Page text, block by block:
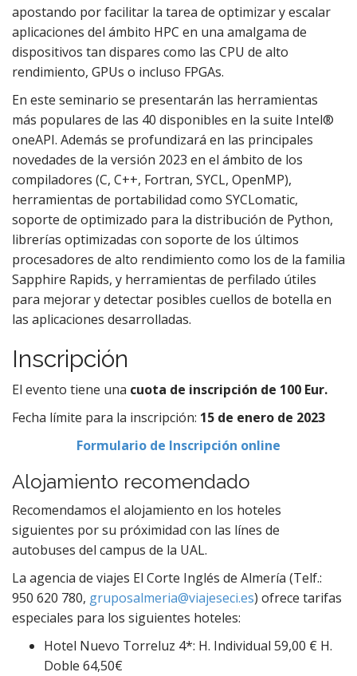
apostando por facilitar la tarea de optimizar y escalar
aplicaciones del ámbito HPC en una amalgama de
dispositivos tan dispares como las CPU de alto
rendimiento, GPUs o incluso FPGAs.
En este seminario se presentarán las herramientas
más populares de las 40 disponibles en la suite Intel®
oneAPI. Además se profundizará en las principales
novedades de la versión 2023 en el ámbito de los
compiladores (C, C++, Fortran, SYCL, OpenMP),
herramientas de portabilidad como SYCLomatic,
soporte de optimizado para la distribución de Python,
librerías optimizadas con soporte de los últimos
procesadores de alto rendimiento como los de la familia
Sapphire Rapids, y herramientas de perfilado útiles
para mejorar y detectar posibles cuellos de botella en
las aplicaciones desarrolladas.
Inscripción
El evento tiene una cuota de inscripción de 100 Eur.
Fecha límite para la inscripción: 15 de enero de 2023
Formulario de Inscripción online
Alojamiento recomendado
Recomendamos el alojamiento en los hoteles
siguientes por su próximidad con las línes de
autobuses del campus de la UAL.
La agencia de viajes El Corte Inglés de Almería (Telf.:
950 620 780, gruposalmeria@viajeseci.es) ofrece tarifas
especiales para los siguientes hoteles:
Hotel Nuevo Torreluz 4*: H. Individual 59,00 € H.
Doble 64,50€